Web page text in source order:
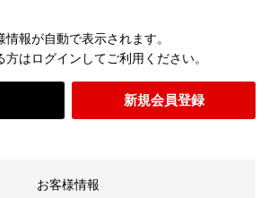
報が自動で表示されます。
はログインしてご利用ください。
新規会員登録
お客様情報